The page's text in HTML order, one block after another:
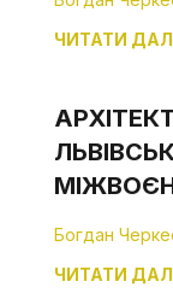
ЧИТАТИ
Богдан
ЧИТАТИ